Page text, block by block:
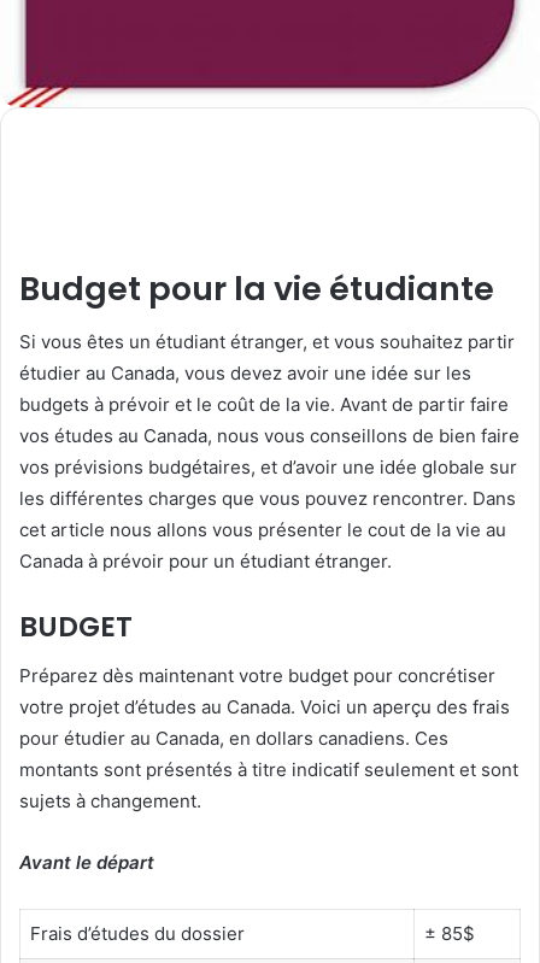
Budget pour la vie étudiante
Si vous êtes un étudiant étranger, et vous souhaitez partir
étudier au Canada, vous devez avoir une idée sur les
budgets à prévoir et le coût de la vie. Avant de partir faire
vos études au Canada, nous vous conseillons de bien faire
vos prévisions budgétaires, et d’avoir une idée globale sur
les différentes charges que vous pouvez rencontrer. Dans
cet article nous allons vous présenter le cout de la vie au
Canada à prévoir pour un étudiant étranger.
BUDGET
Préparez dès maintenant votre budget pour concrétiser
votre projet d’études au Canada. Voici un aperçu des frais
pour étudier au Canada, en dollars canadiens. Ces
montants sont présentés à titre indicatif seulement et sont
sujets à changement.
Avant le départ
Frais d’études du dossier ± 85$